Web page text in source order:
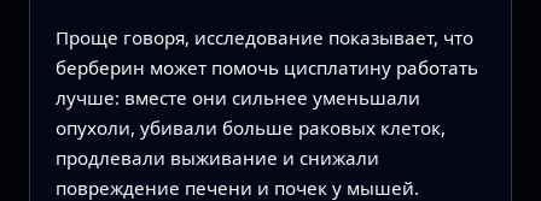
Проще говоря, исследование показывает, что
берберин может помочь цисплатину работать
лучше: вместе они сильнее уменьшали
опухоли, убивали больше раковых клеток,
продлевали выживание и снижали
повреждение печени и почек у мышей.